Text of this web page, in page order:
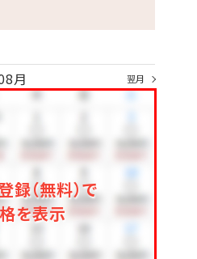
月 翌月
録（無料）で
を表示